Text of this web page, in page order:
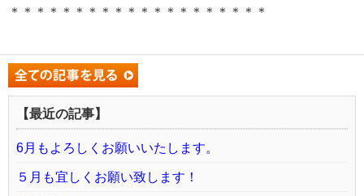
＊＊＊＊＊＊＊＊＊＊＊＊＊＊＊＊＊＊＊＊
【最近の記事】
6月もよろしくお願いいたします。
５月も宜しくお願い致します！